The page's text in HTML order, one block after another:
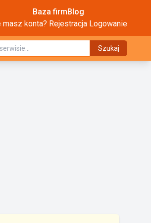
Baza firmBlog
masz konta? Rejestracja Logowanie
Szukaj